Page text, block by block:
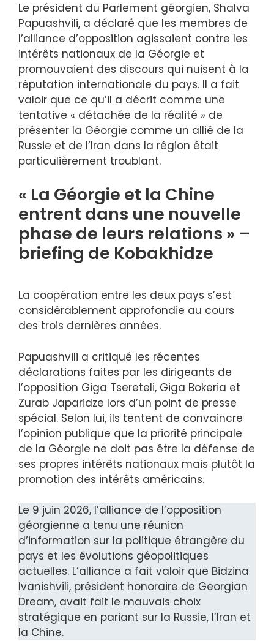
Le président du Parlement géorgien, Shalva
Papuashvili, a déclaré que les membres de
l’alliance d’opposition agissaient contre les
intérêts nationaux de la Géorgie et
promouvaient des discours qui nuisent à la
réputation internationale du pays. Il a fait
valoir que ce qu’il a décrit comme une
tentative « détachée de la réalité » de
présenter la Géorgie comme un allié de la
Russie et de l’Iran dans la région était
particulièrement troublant.
« La Géorgie et la Chine
entrent dans une nouvelle
phase de leurs relations » –
briefing de Kobakhidze
La coopération entre les deux pays s’est
considérablement approfondie au cours
des trois dernières années.
Papuashvili a critiqué les récentes
déclarations faites par les dirigeants de
l’opposition Giga Tsereteli, Giga Bokeria et
Zurab Japaridze lors d’un point de presse
spécial. Selon lui, ils tentent de convaincre
l’opinion publique que la priorité principale
de la Géorgie ne doit pas être la défense de
ses propres intérêts nationaux mais plutôt la
promotion des intérêts américains.
Le 9 juin 2026, l’alliance de l’opposition
géorgienne a tenu une réunion
d’information sur la politique étrangère du
pays et les évolutions géopolitiques
actuelles. L’alliance a fait valoir que Bidzina
Ivanishvili, président honoraire de Georgian
Dream, avait fait le mauvais choix
stratégique en pariant sur la Russie, l’Iran et
la Chine.